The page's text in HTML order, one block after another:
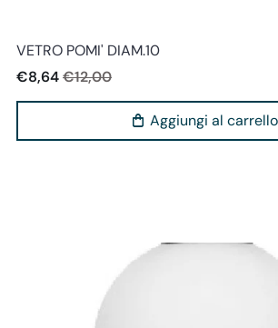
VETRO POMI' DIAM.10
€8,64€12,00
Aggiungi al carrello